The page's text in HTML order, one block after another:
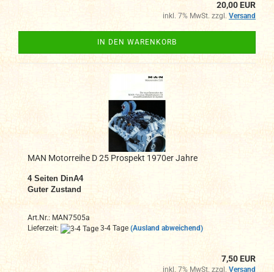
20,00 EUR
inkl. 7% MwSt. zzgl. Versand
IN DEN WARENKORB
MAN Motorreihe D 25 Prospekt 1970er Jahre
4 Seiten DinA4
Guter Zustand
Art.Nr.: MAN7505a
Lieferzeit:
3-4 Tage (Ausland abweichend)
7,50 EUR
inkl. 7% MwSt. zzgl. Versand